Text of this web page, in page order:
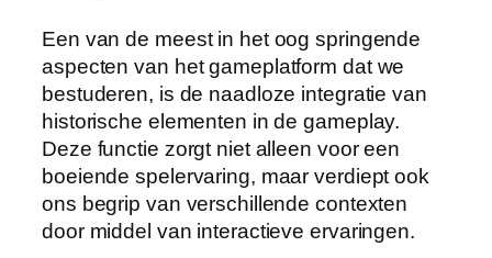
Een van de meest in het oog springende
aspecten van het gameplatform dat we
bestuderen, is de naadloze integratie van
historische elementen in de gameplay.
Deze functie zorgt niet alleen voor een
boeiende spelervaring, maar verdiept ook
ons begrip van verschillende contexten
door middel van interactieve ervaringen.